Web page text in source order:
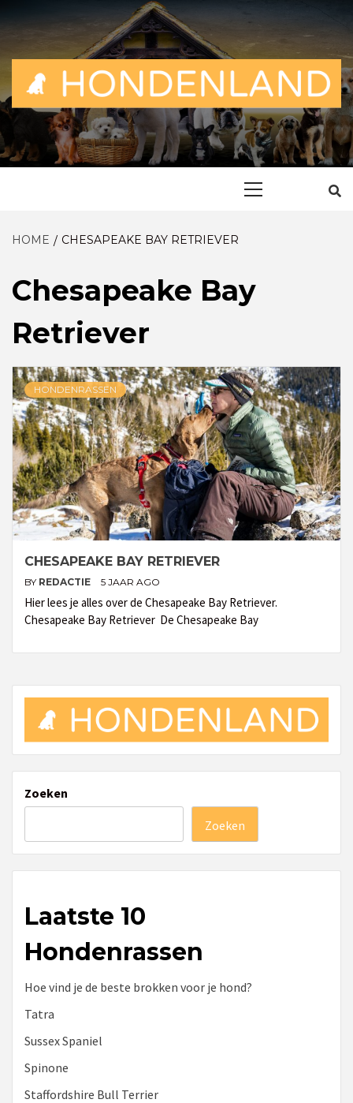
to
ALLES OVER EN VOOR DE TROUWE VRIEND
HOME CHESAPEAKE BAY RETRIEVER
Chesapeake Bay
Retriever
HONDENRASSEN
CHESAPEAKE BAY RETRIEVER
BY REDACTIE 5 JAAR AGO
Hier lees je alles over de Chesapeake Bay Retriever.
Chesapeake Bay Retriever De Chesapeake Bay
Zoeken
Zoeken
Laatste 10
Hondenrassen
Hoe vind je de beste brokken voor je hond?
Tatra
Sussex Spaniel
Spinone
Staffordshire Bull Terrier